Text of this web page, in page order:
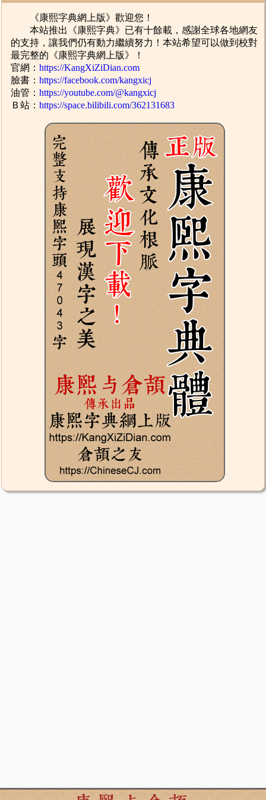
《康熙字典網上版》歡迎您！
本站推出《康熙字典》已有十餘載，感謝全球各地網友
的支持，讓我們仍有動力繼續努力！本站希望可以做到校對
最完整的《康熙字典網上版》！
官網：https://KangXiZiDian.com
臉書：https://facebook.com/kangxicj
油管：https://youtube.com/@kangxicj
Ｂ站：https://space.bilibili.com/362131683